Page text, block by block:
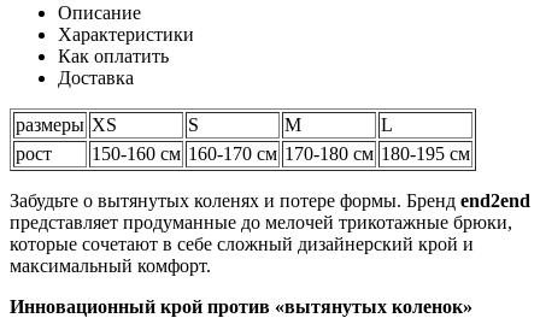
Описание
Характеристики
Как оплатить
Доставка
размеры XS S M
L
рост
150-160 см 160-170 см 170-180 см 180-195 см
Забудьте о вытянутых коленях и потере формы. Бренд end2end
представляет продуманные до мелочей трикотажные брюки,
которые сочетают в себе сложный дизайнерский крой и
максимальный комфорт.
Инновационный крой против «вытянутых коленок»